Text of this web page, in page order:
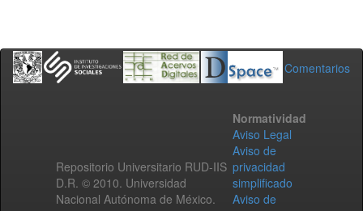
Comentarios
Repositorio Universitario RUD-IIS
D.R. © 2010. Universidad
Nacional Autónoma de México.
Normatividad
Aviso Legal
Aviso de
privacidad
simplificado
Aviso de